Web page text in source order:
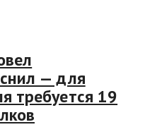
— для
требуется 19